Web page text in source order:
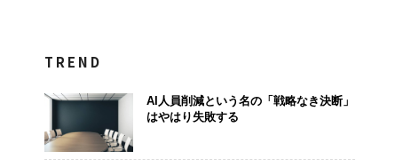
TREND
AI人員削減という名の「戦略なき決断」
はやはり失敗する